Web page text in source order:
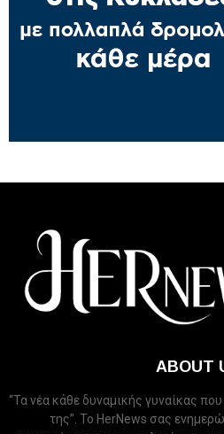
ABOUT
“Τα νέα κάθε δυναμικής γυναίκας
της”. Το HerNews σας